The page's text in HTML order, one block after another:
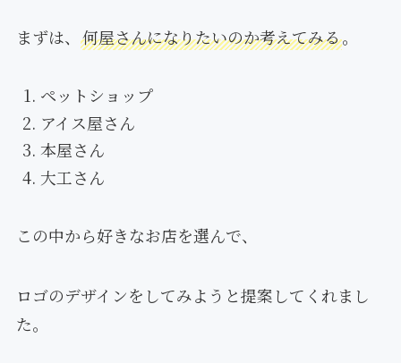
まずは、 何屋さんになりたいのか考えてみる。
ペットショップ
アイス屋さん
本屋さん
大工さん
この中から好きなお店を選んで、
ロゴのデザインをしてみようと提案してくれまし
た。